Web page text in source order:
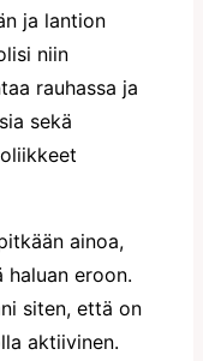
ja lantion
niin
rauhassa ja
sekä
ainoa,
haluan eroon.
siten, että on
aktiivinen.